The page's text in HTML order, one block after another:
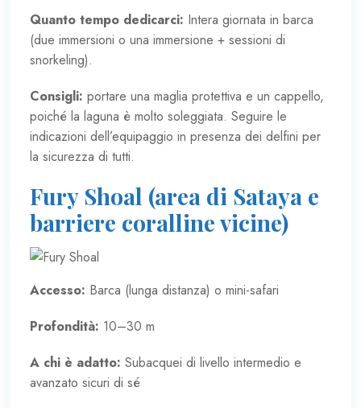
Quanto tempo dedicarci: Intera giornata in barca
(due immersioni o una immersione + sessioni di
snorkeling).
Consigli: portare una maglia protettiva e un cappello,
poiché la laguna è molto soleggiata. Seguire le
indicazioni dell’equipaggio in presenza dei delfini per
la sicurezza di tutti.
Fury Shoal (area di Sataya e
barriere coralline vicine)
Accesso: Barca (lunga distanza) o mini-safari
Profondità: 10–30 m
A chi è adatto: Subacquei di livello intermedio e
avanzato sicuri di sé